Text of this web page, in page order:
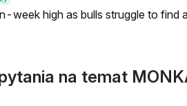
week high as bulls struggle to
na temat